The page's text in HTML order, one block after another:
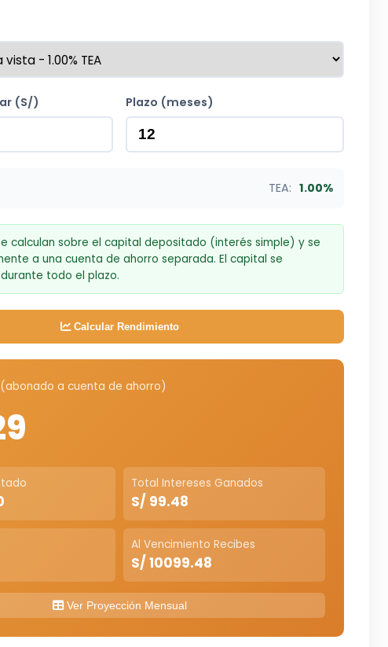
(S/) Plazo (meses)
TEA: 1.00%
calculan sobre el capital depositado (interés simple) y se
a una cuenta de ahorro separada. El capital se
todo el plazo.
Calcular Rendimiento
a cuenta de ahorro)
Total Intereses Ganados
S/ 99.48
Al Vencimiento Recibes
S/ 10099.48
Ver Proyección Mensual